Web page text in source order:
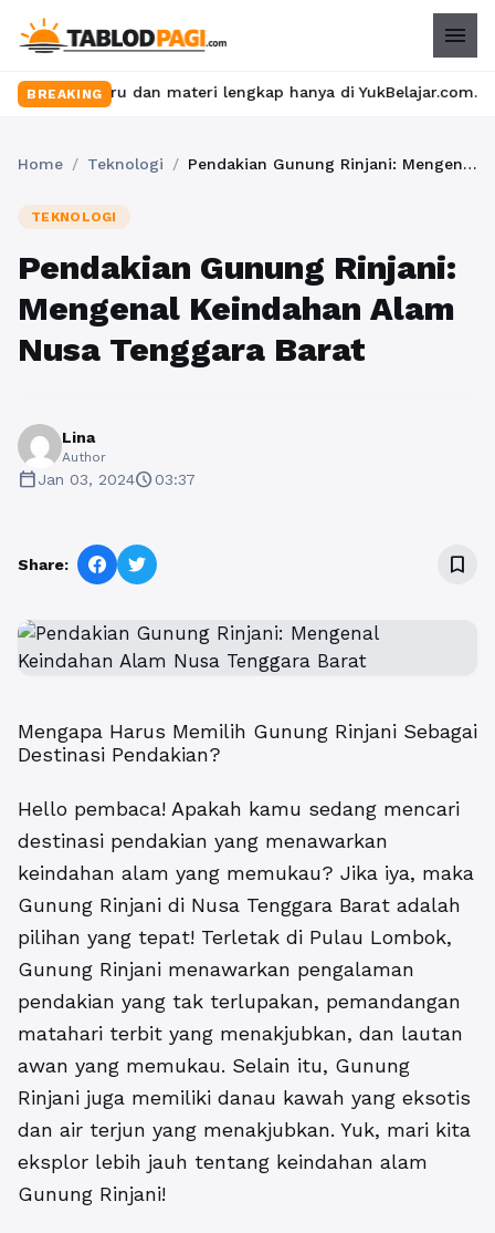
menu
BREAKING
dan materi lengkap hanya di YukBelajar.com. Mulai
Home / Teknologi / Pendakian Gunung Rinjani: Mengenal Keindahan Alam Nusa Tenggara Barat
TEKNOLOGI
Pendakian Gunung Rinjani:
Mengenal Keindahan Alam
Nusa Tenggara Barat
Lina
Author
calendar_todayJan 03, 2024schedule03:37
Share: bookmark_border
Mengapa Harus Memilih Gunung Rinjani Sebagai
Destinasi Pendakian?
Hello pembaca! Apakah kamu sedang mencari
destinasi pendakian yang menawarkan
keindahan alam yang memukau? Jika iya, maka
Gunung Rinjani di Nusa Tenggara Barat adalah
pilihan yang tepat! Terletak di Pulau Lombok,
Gunung Rinjani menawarkan pengalaman
pendakian yang tak terlupakan, pemandangan
matahari terbit yang menakjubkan, dan lautan
awan yang memukau. Selain itu, Gunung
Rinjani juga memiliki danau kawah yang eksotis
dan air terjun yang menakjubkan. Yuk, mari kita
eksplor lebih jauh tentang keindahan alam
Gunung Rinjani!